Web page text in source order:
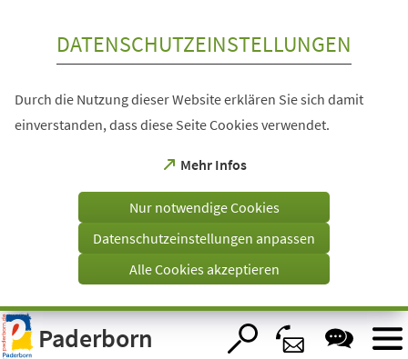
Visuelle
Assistenzsoftware
öffnen.
DATENSCHUTZEINSTELLUNGEN
Durch die Nutzung dieser Website erklären Sie sich damit
einverstanden, dass diese Seite Cookies verwendet.
Mehr Infos
(Öffnet
einem
Tab)
Nur notwendige Cookies
Datenschutzeinstellungen anpassen
Alle Cookies akzeptieren
Paderborn